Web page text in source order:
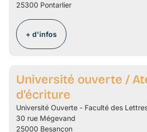
25300 Pontarlier
+ d'infos
Université ouverte /
d'écriture
Université Ouverte - Faculté des
30 rue Mégevand
25000 Besançon